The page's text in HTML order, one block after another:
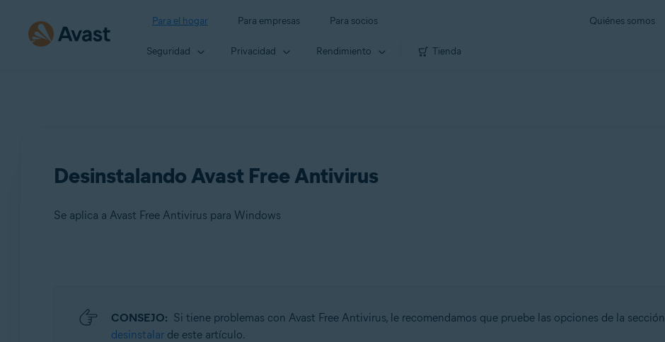
Para el hogar Para empresas Para socios Quiénes somos
Seguridad Privacidad Rendimiento Tienda
Desinstalando Avast Free Antivirus
Se aplica a Avast Free Antivirus para Windows
Sistemas operativos:
CONSEJO: Si tiene problemas con Avast Free Antivirus, le recomendamos que pruebe las opciones de la sección
desinstalarde este artículo.